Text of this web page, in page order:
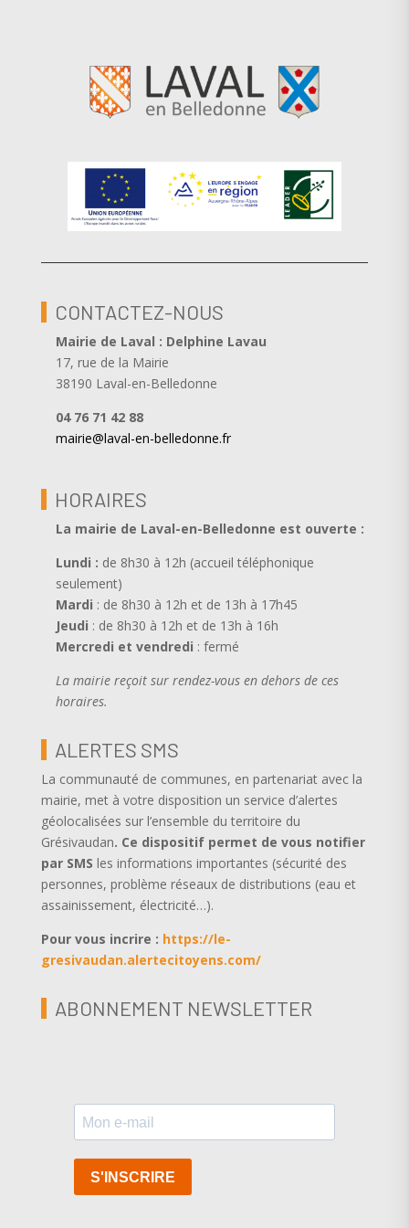
CONTACTEZ-NOUS
Mairie de Laval : Delphine Lavau
17, rue de la Mairie
38190 Laval-en-Belledonne
04 76 71 42 88
mairie@laval-en-belledonne.fr
HORAIRES
La mairie de Laval-en-Belledonne est ouverte :
Lundi : de 8h30 à 12h (accueil téléphonique
seulement)
Mardi : de 8h30 à 12h et de 13h à 17h45
Jeudi : de 8h30 à 12h et de 13h à 16h
Mercredi et vendredi : fermé
La mairie reçoit sur rendez-vous en dehors de ces
horaires.
ALERTES SMS
La communauté de communes, en partenariat avec la
mairie, met à votre disposition un service d’alertes
géolocalisées sur l’ensemble du territoire du
Grésivaudan. Ce dispositif permet de vous notifier
par SMS les informations importantes (sécurité des
personnes, problème réseaux de distributions (eau et
assainissement, électricité…).
Pour vous incrire : https://le-
gresivaudan.alertecitoyens.com/
ABONNEMENT NEWSLETTER